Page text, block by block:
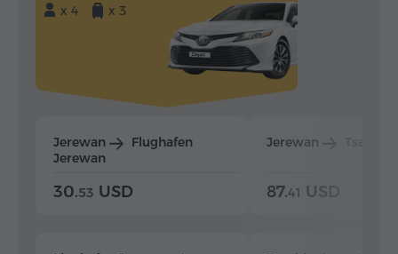
x 4 x 3
Jerewan
Flughafen
Jerewan
30.53 USD
Jerewan
87.41 USD